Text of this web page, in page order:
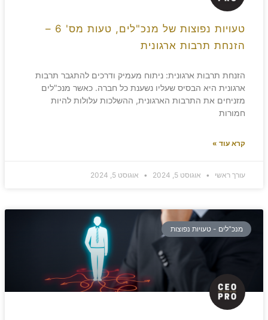
טעויות נפוצות של מנכ"לים, טעות מס' 6 –
הזנחת תרבות ארגונית
הזנחת תרבות ארגונית: ניתוח מעמיק ודרכים להתגבר תרבות
ארגונית היא הבסיס שעליו נשענת כל חברה. כאשר מנכ"לים
מזניחים את התרבות הארגונית, ההשלכות עלולות להיות
חמורות
קרא עוד »
עורך ראשי אוגוסט 5, 2024 אוגוסט 5, 2024
מנכ"לים - טעויות נפוצות